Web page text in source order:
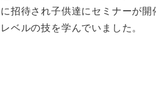
に招待され子供達にセミナーが開
レベルの技を学んでいました。